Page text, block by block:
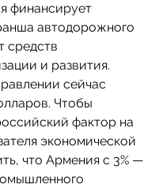
финансирует
автодорожного
средств
и развития.
сейчас
Чтобы
фактор на
экономической
что Армения с 3% —